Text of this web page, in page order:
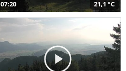
07:20 21,1 °C